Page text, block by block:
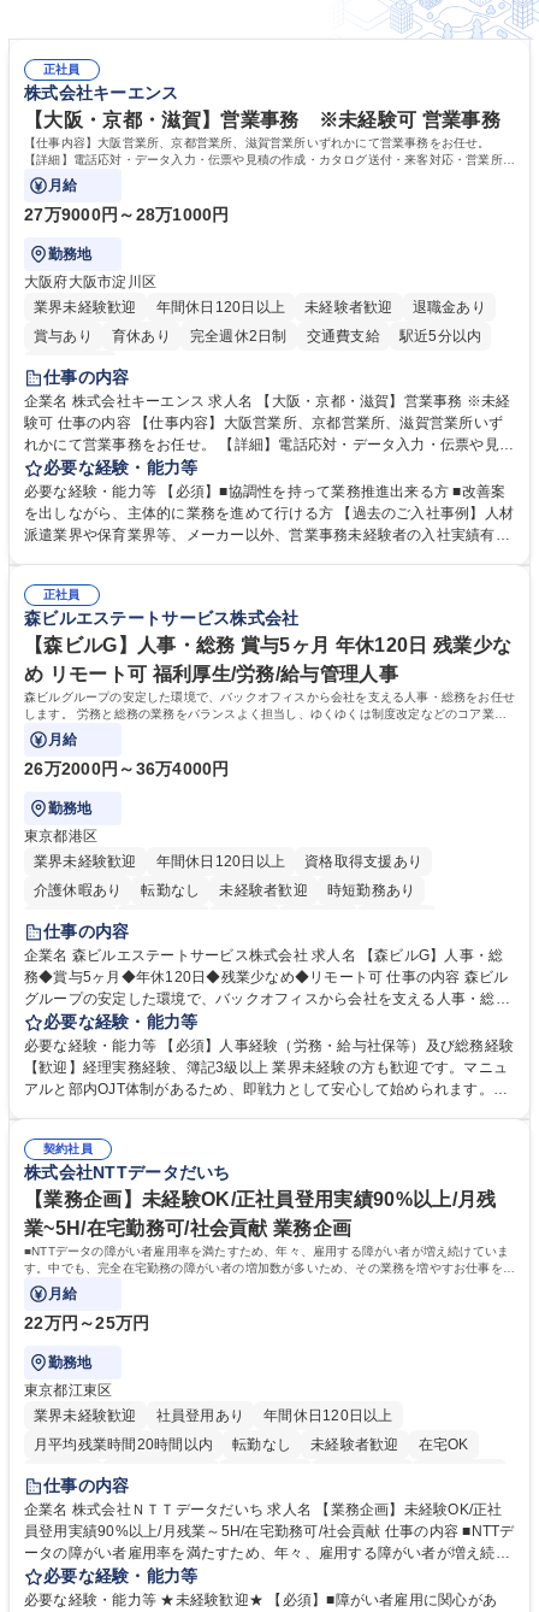
正社員
株式会社キーエンス
【大阪・京都・滋賀】営業事務 ※未経験可 営業事務
【仕事内容】大阪営業所、京都営業所、滋賀営業所いずれかにて営業事務をお任せ。
【詳細】電話応対・データ入力・伝票や見積の作成・カタログ送付・来客対応・営業所内
で発生する事務業務や業務改善をお任せ。
月給
27万9000円～28万1000円
勤務地
大阪府大阪市淀川区
業界未経験歓迎
年間休日120日以上 未経験者歓迎
退職金あり
賞与あり
育休あり 完全週休2日制 交通費支給
駅近5分以内
土日祝休み
仕事の内容
企業名 株式会社キーエンス 求人名 【大阪・京都・滋賀】営業事務 ※未経
験可 仕事の内容 【仕事内容】大阪営業所、京都営業所、滋賀営業所いず
れかにて営業事務をお任せ。 【詳細】電話応対・データ入力・伝票や見積
の作成・カタログ送付・来客対応・営業所内で発生する事務業務や業務改
善をお任せ。 【教育制度】ご入社後、育成担当とペアになりながらOJTに
て業務を覚えていただくことが可能です。業務システムがきちんと構築さ
れているため、スムーズに仕事に慣れることができる環境です。また、
募集職種 【大阪・京都・滋賀】営業事務 ※未経験可
必要な経験・能力等
必要な経験・能力等 【必須】■協調性を持って業務推進出来る方 ■改善案
を出しながら、主体的に業務を進めて行ける方 【過去のご入社事例】人材
派遣業界や保育業界等、メーカー以外、営業事務未経験者の入社実績有
えて、お客様や社員の状況に合わせ、能動的なサポート、改善の動きも期
待され。組織を支えるスペシャリストとして、チームに貢献し、結果的に
社員から頼られる存在になることができます。平均19:30の退勤以降の業
務の持ち帰りも禁止されており、メリハリのある働き方となります。 学
歴・資格 学歴：大学院 大学 高専 短大 語学力： 資格：
正社員
森ビルエステートサービス株式会社
【森ビルG】人事・総務 賞与5ヶ月 年休120日 残業少な
め リモート可 福利厚生/労務/給与管理人事
森ビルグループの安定した環境で、バックオフィスから会社を支える人事・総務をお任せ
します。 労務と総務の業務をバランスよく担当し、ゆくゆくは制度改定などのコア業務
にも挑戦できる、やりがいある環境です。
月給
26万2000円～36万4000円
勤務地
東京都港区
業界未経験歓迎
年間休日120日以上
資格取得支援あり
介護休暇あり
転勤なし 未経験者歓迎
時短勤務あり
経験者歓迎
完全週休2日制
交通費支給 長期歓迎 駅近5分以内 土日祝休み
仕事の内容
企業名 森ビルエステートサービス株式会社 求人名 【森ビルG】人事・総
務◆賞与5ヶ月◆年休120日◆残業少なめ◆リモート可 仕事の内容 森ビル
グループの安定した環境で、バックオフィスから会社を支える人事・総務
をお任せします。 労務と総務の業務をバランスよく担当し、ゆくゆくは制
度改定などのコア業務にも挑戦できる、やりがいある環境です。 ■勤怠管
理、給与計算、社会保険手続き、年末調整等の労務管理全般 ■入退社手続
き、社内規定の改定や人事制度改定などのコア業務 ■社内イベントの企画
でも質問・相談できる環境が整っているため、安心して成長できます。 募
集職種 【森ビルG】人事・総務◆賞与5ヶ月◆年休120日◆残業少なめ◆
リモート可
必要な経験・能力等
必要な経験・能力等 【必須】人事経験（労務・給与社保等）及び総務経験
【歓迎】経理実務経験、簿記3級以上 業界未経験の方も歓迎です。マニュ
アルと部内OJT体制があるため、即戦力として安心して始められます。
務に挑戦できるため、自身の成長と組織への貢献度をダイレクトに実感で
きます。 残業少なめ、週1日リモート可など、ワークライフバランスを保
ち長期活躍できる環境です。 「これまでの幅広い経験を活かし、長期的な
キャリアを築きたい」という前向きな意欲と挑戦を全力で応援します。 学
歴・資格 学歴：大学院 大学 高専 短大 専修学校 高校 語学力： 資格：日商
簿記検定1級 日商簿記検定2級 日商簿記検定3級
契約社員
株式会社NTTデータだいち
【業務企画】未経験OK/正社員登用実績90%以上/月残
業~5H/在宅勤務可/社会貢献 業務企画
■NTTデータの障がい者雇用率を満たすため、年々、雇用する障がい者が増え続けていま
す。中でも、完全在宅勤務の障がい者の増加数が多いため、その業務を増やすお仕事を担
っていただきます。
月給
22万円～25万円
勤務地
東京都江東区
業界未経験歓迎
社員登用あり
年間休日120日以上
月平均残業時間20時間以内
転勤なし 未経験者歓迎
在宅OK
育休あり
完全週休2日制
仕事の内容
企業名 株式会社ＮＴＴデータだいち 求人名 【業務企画】未経験OK/正社
員登用実績90%以上/月残業～5H/在宅勤務可/社会貢献 仕事の内容 ■NTTデ
ータの障がい者雇用率を満たすため、年々、雇用する障がい者が増え続け
ています。中でも、完全在宅勤務の障がい者の増加数が多いため、その業
務を増やすお仕事を担っていただきます。 【詳細】■既存業務の拡大およ
必要な経験・能力等
必要な経験・能力等 ★未経験歓迎★ 【必須】■障がい者雇用に関心があ